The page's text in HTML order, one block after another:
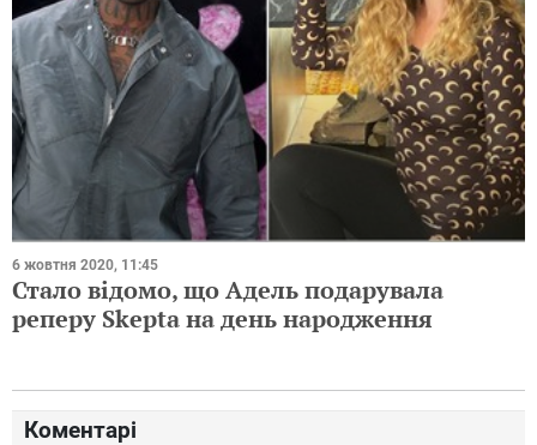
6 жовтня 2020, 11:45
Стало відомо, що Адель подарувала
реперу Skepta на день народження
Коментарі